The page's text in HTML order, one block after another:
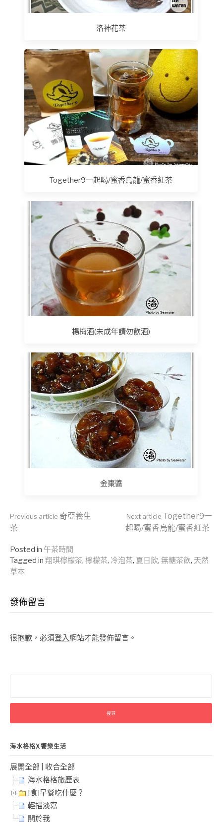
洛神花茶
Together9一起喝/蜜香烏龍/蜜香紅茶
楊梅酒(未成年請勿飲酒)
金棗醬
Continue
Reading
Previous article 奇亞養生
茶
Next article Together9一
起喝/蜜香烏龍/蜜香紅茶
Posted in 午茶時間
Tagged in 翔琪檸檬茶, 檸檬茶, 冷泡茶, 夏日飲, 無糖茶飲, 天然
草本
發佈留言
很抱歉，必須登入網站才能發佈留言。
關
字:
海水格格X饗樂生活
展開全部
收合全部
海水格格旅歷表
[食]早餐吃什麼？
輕描淡寫
關於我